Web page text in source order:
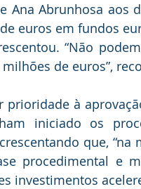
Ana Abrunhosa aos
euros em fundos
“Não
de euros”,
prioridade à
iniciado os
que,
procedimental e
investimentos